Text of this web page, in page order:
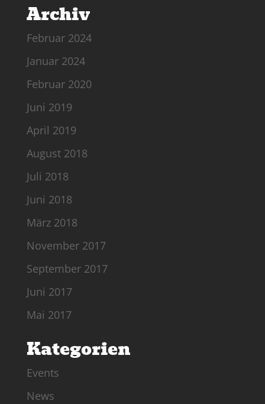
Archiv
Februar 2024
Januar 2024
Februar 2020
Juni 2019
April 2019
August 2018
Juli 2018
Juni 2018
März 2018
November 2017
September 2017
Juni 2017
Mai 2017
Kategorien
Events
News